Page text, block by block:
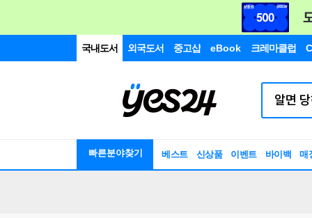
국내도서 외국도서 중고샵 eBook 크레마클럽
빠른분야찾기 베스트 신상품 이벤트 바이백 매